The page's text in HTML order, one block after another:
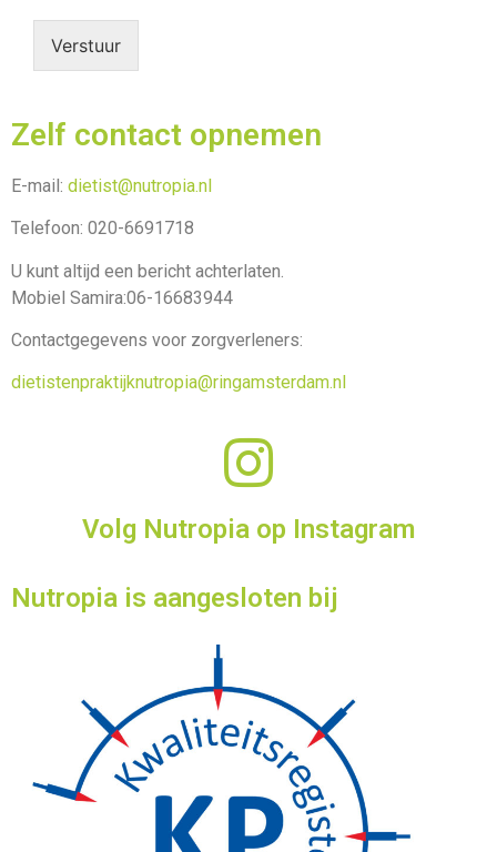
Verstuur
Zelf contact opnemen
E-mail: dietist@nutropia.nl
Telefoon: 020-6691718
U kunt altijd een bericht achterlaten.
Mobiel Samira:06-16683944
Contactgegevens voor zorgverleners:
dietistenpraktijknutropia@ringamsterdam.nl
Volg Nutropia op Instagram
Nutropia is aangesloten bij